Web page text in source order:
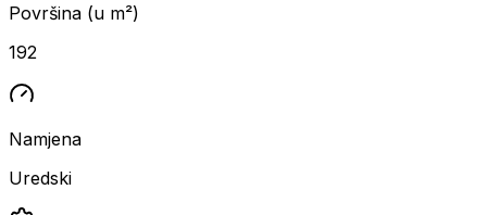
Površina (u m²)
192
Namjena
Uredski